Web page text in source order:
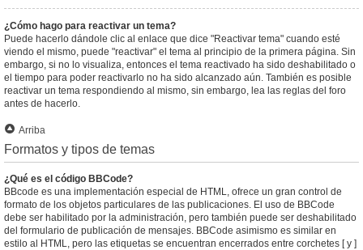
¿Cómo hago para reactivar un tema?
Puede hacerlo dándole clic al enlace que dice "Reactivar tema" cuando esté
viendo el mismo, puede "reactivar" el tema al principio de la primera página. Sin
embargo, si no lo visualiza, entonces el tema reactivado ha sido deshabilitado o
el tiempo para poder reactivarlo no ha sido alcanzado aún. También es posible
reactivar un tema respondiendo al mismo, sin embargo, lea las reglas del foro
antes de hacerlo.
Arriba
Formatos y tipos de temas
¿Qué es el código BBCode?
BBcode es una implementación especial de HTML, ofrece un gran control de
formato de los objetos particulares de las publicaciones. El uso de BBCode
debe ser habilitado por la administración, pero también puede ser deshabilitado
del formulario de publicación de mensajes. BBCode asimismo es similar en
estilo al HTML, pero las etiquetas se encuentran encerrados entre corchetes [ y ]